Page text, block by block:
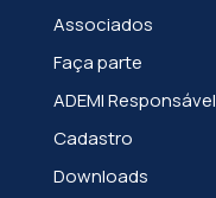
Associados
Faça parte
ADEMI Responsável
Cadastro
Downloads